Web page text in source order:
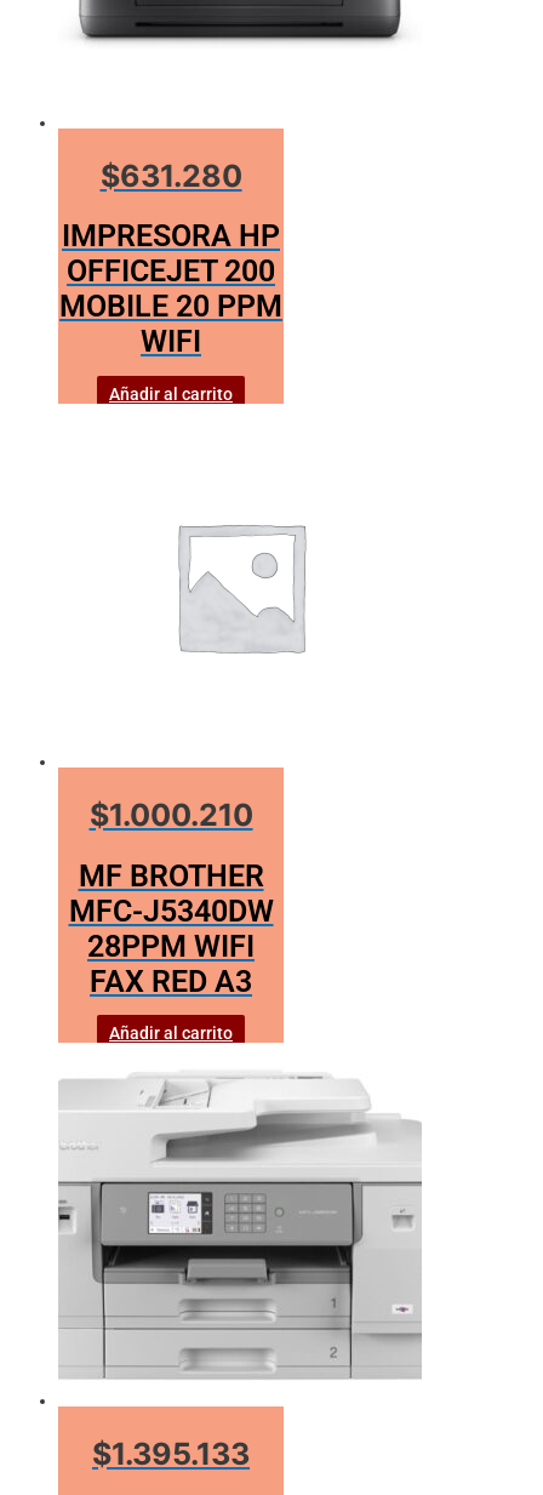
$631.280
IMPRESORA HP
OFFICEJET 200
MOBILE 20 PPM
WIFI
Añadir al carrito
$1.000.210
MF BROTHER
MFC-J5340DW
28PPM WIFI
FAX RED A3
Añadir al carrito
$1.395.133